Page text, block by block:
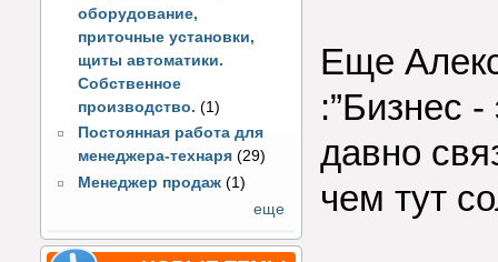
оборудование,
приточные установки,
щиты автоматики.
Собственное
производство. (1)
Постоянная работа для
менеджера-технаря (29)
Менеджер продаж (1)
еще
Еще
:”Бизнес -
давно
чем тут